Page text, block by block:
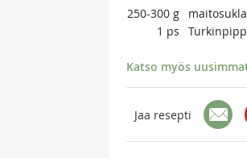
250-300 g
1 ps
Katso myös
Jaa resepti